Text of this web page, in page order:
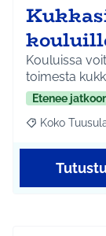
Kouluissa
toimesta
Etenee
Rajaa tulokset
Koko